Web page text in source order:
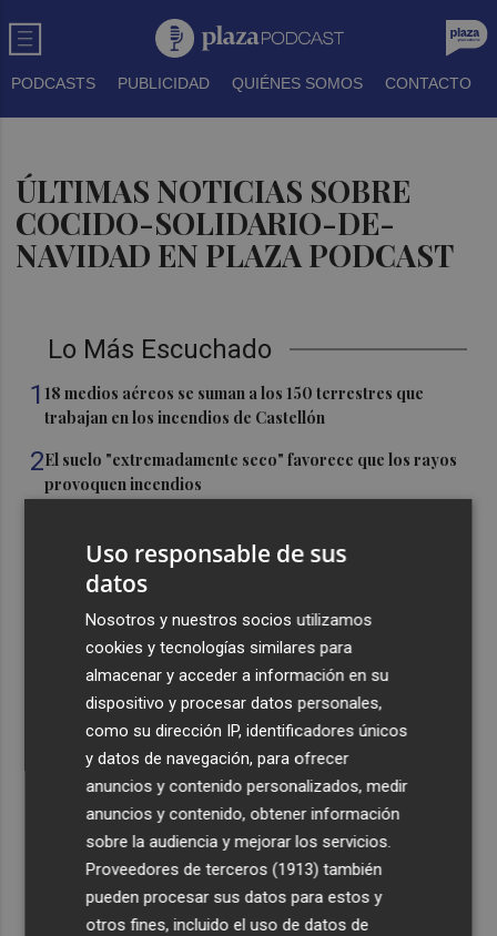
PODCASTS PUBLICIDAD QUIÉNES SOMOS CONTACTO
ÚLTIMAS NOTICIAS SOBRE
COCIDO-SOLIDARIO-DE-
NAVIDAD EN PLAZA PODCAST
Lo Más Escuchado
1 18 medios aéreos se suman a los 150 terrestres que
trabajan en los incendios de Castellón
2El suelo "extremadamente seco" favorece que los rayos
provoquen incendios
referentes del flamenco en el Cante de las Minas
El pregón de Festes d'Elx 2026, con Josan, en imágenes
Emergencias activa la situación 2 del PEIF y confina
Sierra Engarcerán por el humo del incendio forestal
Recibe toda la actualidad de
Plaza Podcast en tu correo
Quiero suscribirme
Uso responsable de sus
datos
Nosotros y nuestros socios utilizamos
cookies y tecnologías similares para
almacenar y acceder a información en su
dispositivo y procesar datos personales,
como su dirección IP, identificadores únicos
y datos de navegación, para ofrecer
anuncios y contenido personalizados, medir
anuncios y contenido, obtener información
sobre la audiencia y mejorar los servicios.
Proveedores de terceros (1913) también
pueden procesar sus datos para estos y
otros fines, incluido el uso de datos de